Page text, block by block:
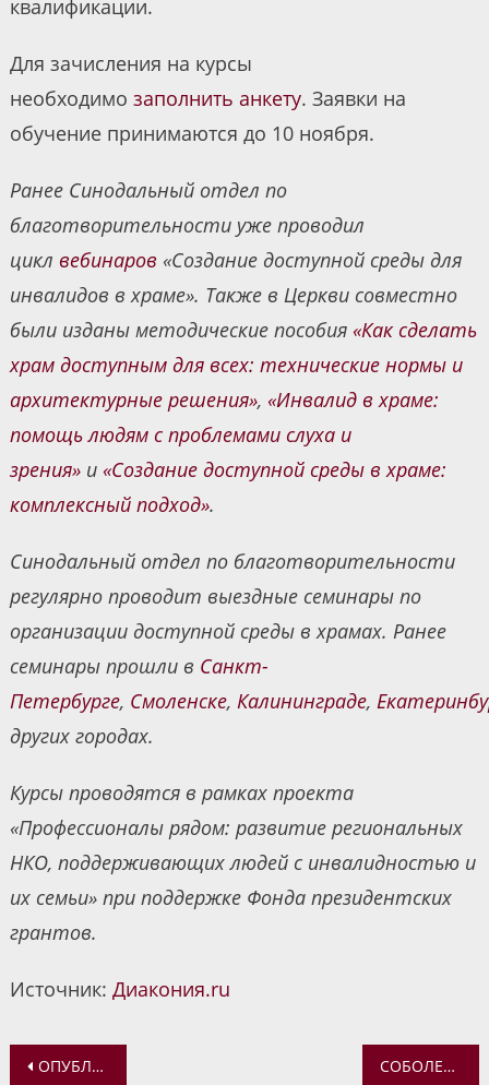
квалификации.
Для зачисления на курсы
необходимо заполнить анкету. Заявки на
обучение принимаются до 10 ноября.
Ранее Синодальный отдел по
благотворительности уже проводил
цикл вебинаров «Создание доступной среды для
инвалидов в храме». Также в Церкви совместно
были изданы методические пособия «Как сделать
храм доступным для всех: технические нормы и
архитектурные решения», «Инвалид в храме:
помощь людям с проблемами слуха и
зрения»и «Создание доступной среды в храме:
комплексный подход».
Синодальный отдел по благотворительности
регулярно проводит выездные семинары по
организации доступной среды в храмах. Ранее
семинары прошли в Санкт-
Петербурге, Смоленске, Калининграде,
других городах.
Курсы проводятся в рамках проекта
«Профессионалы рядом: развитие региональных
НКО, поддерживающих людей с инвалидностью и
их семьи» при поддержке Фонда президентских
грантов.
Источник: Диакония.ru
Навигация
ОПУБЛИКОВАНА КРАТКАЯ ПРОГРАММА XXIХ МЕЖДУНАРОДНЫХ РОЖДЕСТВЕНСКИХ ОБРАЗОВАТЕЛЬНЫХ ЧТЕНИЙ СОБОЛЕЗНОВАНИЯ СВЯТЕЙШЕГО ПАТРИАРХА КИРИЛЛА В СВЯЗИ С ГИБЕЛЬЮ ЛЮДЕЙ В РЕЗУЛЬТАТЕ ТЕРАКТА В НИЦЦЕ